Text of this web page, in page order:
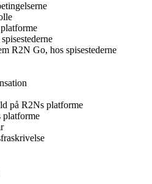
R2N Go, hos spisestederne
på R2Ns platforme
platforme